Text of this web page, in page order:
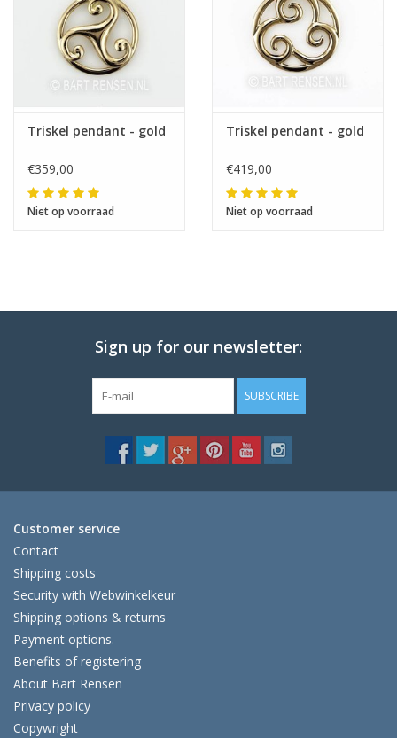
Triskel pendant - gold
€359,00
Niet op voorraad
Triskel pendant - gold
€419,00
Niet op voorraad
Sign up for our newsletter:
SUBSCRIBE
Customer service
Contact
Shipping costs
Security with Webwinkelkeur
Shipping options & returns
Payment options.
Benefits of registering
About Bart Rensen
Privacy policy
Copywright